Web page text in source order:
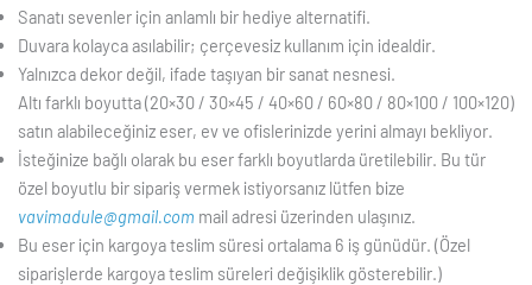
Sanatı sevenler için anlamlı bir hediye alternatifi.
Duvara kolayca asılabilir; çerçevesiz kullanım için idealdir.
Yalnızca dekor değil, ifade taşıyan bir sanat nesnesi.
Altı farklı boyutta (20×30 / 30×45 / 40×60 / 60×80 / 80×100 / 100×120)
satın alabileceğiniz eser, ev ve ofislerinizde yerini almayı bekliyor.
İsteğinize bağlı olarak bu eser farklı boyutlarda üretilebilir. Bu tür
özel boyutlu bir sipariş vermek istiyorsanız lütfen bize
vavimadule@gmail.com mail adresi üzerinden ulaşınız.
Bu eser için kargoya teslim süresi ortalama 6 iş günüdür. (Özel
siparişlerde kargoya teslim süreleri değişiklik gösterebilir.)